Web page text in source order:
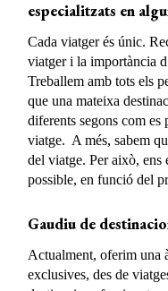
especialitzats en
Cada viatger és únic.
viatger i la importància
Treballem amb tots els
que una mateixa
diferents segons com es
viatge. A més, sabem
del viatge. Per això,
possible, en funció del
Gaudiu de
Actualment, oferim una
exclusives, des de